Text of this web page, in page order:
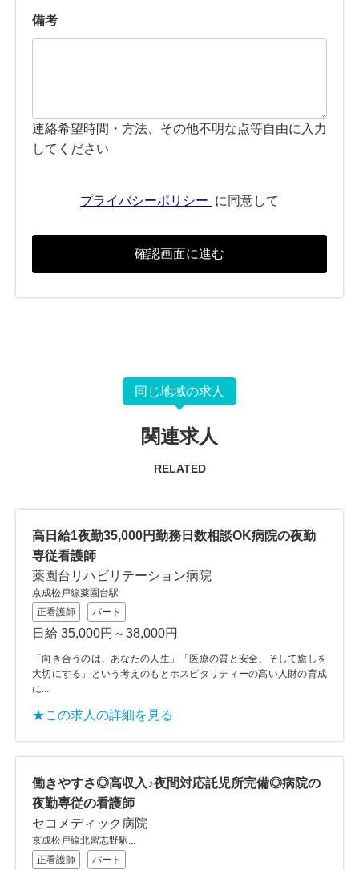
備考
連絡希望時間・方法、その他不明な点等自由に入力
してください
プライバシーポリシー に同意して
同じ地域の求人
関連求人
RELATED
高日給1夜勤35,000円勤務日数相談OK病院の夜勤
専従看護師
薬園台リハビリテーション病院
京成松戸線薬園台駅
正看護師
パート
日給 35,000円～38,000円
「向き合うのは、あなたの人生」「医療の質と安全、そして癒しを
大切にする」という考えのもとホスピタリティーの高い人財の育成
に...
★この求人の詳細を見る
働きやすさ◎高収入♪夜間対応託児所完備◎病院の
夜勤専従の看護師
セコメディック病院
京成松戸線北習志野駅...
正看護師
パート